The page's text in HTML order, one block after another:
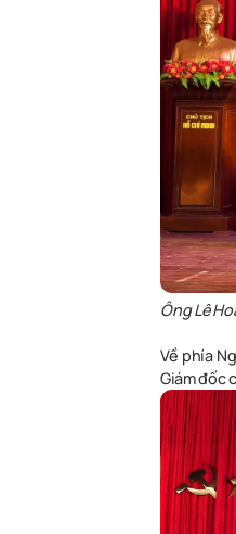
Ông Lê
Về phía
Giám đốc